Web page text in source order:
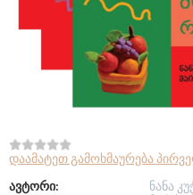
დაამატეთ გამოხმაურება
ავტორი:
ნანა